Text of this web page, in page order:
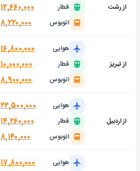
از رشت قطار ۱۲,۶۶۰,۰۰۰
اتوبوس ۸,۲۲۰,۰۰۰
از تبریز
هوایی ۱۶,۸۰۰,۰۰۰
قطار ۱۰,۰۰۰,۰۰۰
اتوبوس ۸,۹۰۰,۰۰۰
از اردبیل
هوایی ۲۲,۵۰۰,۰۰۰
قطار ۱۴,۲۶۰,۰۰۰
اتوبوس ۸,۱۴۰,۰۰۰
هوایی ۱۷,۸۰۰,۰۰۰